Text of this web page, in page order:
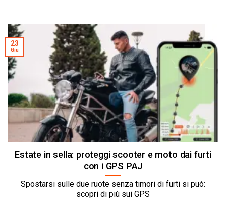
Estate in sella: proteggi scooter e moto dai furti
con i GPS PAJ
Spostarsi sulle due ruote senza timori di furti si può:
scopri di più sui GPS
23
Giu